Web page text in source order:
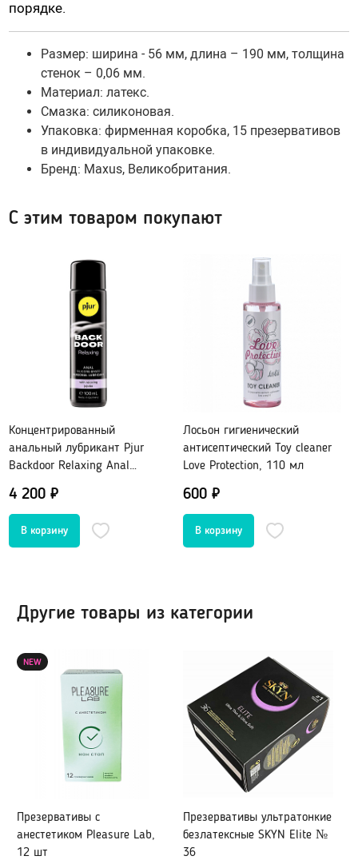
Шарики вагинальные
Тренажеры с вибрацией
БДСМ (BDSM), Фетиш
Бондаж, наручники, веревки
Плети, стеки, шлепалки
Маски, ушки
Зажимы для сосков и клитора
Пояс верности
Расширители, металл
Уретральные стимуляторы
Портупеи, гартеры
Электростимуляторы
Мебель для секса
BDSM-Свечи
Эротическое белье
Сетка: чулок на тело
Комплекты нижнего белья
Белье от 48 до 54
Чулки, Колготки
Ролевые костюмы
Пояс для чулок
Украшения, пэстис
Игровые костюмы
Игровые аксессуары
Анальные
Нейтральные
Оральные, вкусовые
Возбуждающие
Охлаждающие
Для фистинга
порядке.
Размер: ширина - 56 мм, длина – 190 мм, толщина
стенок – 0,06 мм.
Материал: латекс.
Смазка: силиконовая.
Упаковка: фирменная коробка, 15 презервативов
в индивидуальной упаковке.
Бренд: Maxus, Великобритания.
С этим товаром покупают
Концентрированный
анальный лубрикант Pjur
Backdoor Relaxing Anal
4 200 ₽
Лосьон гигиенический
антисептический Toy cleaner
Love Protection, 110 мл
600 ₽
Другие товары из категории
NEW
Презервативы с
анестетиком Pleasure Lab,
12 шт
Презервативы ультратонкие
безлатексные SKYN Elite №
36